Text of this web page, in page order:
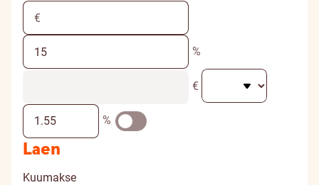
%
€
%
Laen
Kuumakse